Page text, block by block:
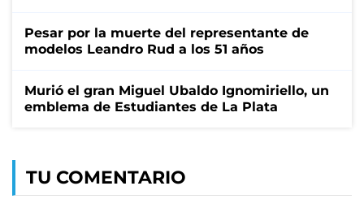
Pesar por la muerte del representante de
modelos Leandro Rud a los 51 años
Murió el gran Miguel Ubaldo Ignomiriello, un
emblema de Estudiantes de La Plata
TU COMENTARIO